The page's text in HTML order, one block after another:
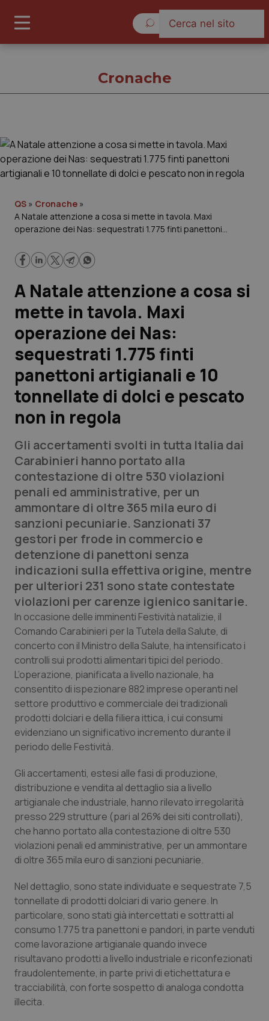
Cronache
Governo e Parlamento
Regioni e Asl
Lavoro e Professioni
Scienza e Farmaci
Studi e Analisi
Lettere al direttore
Edizioni Regionali
QS Pro
Professionisti Sanitari.AI
Abruzzo
Basilicata
Calabria
Campania
Emilia-Romagna
Friuli Venezia Giulia
Lazio
Liguria
Lombardia
Marche
Molise
Piemonte
Provincia Autonoma di Bolzano
Provincia Autonoma di Trento
Puglia
Sardegna
Sicilia
QS Pro Gold
Artrite & artrosi
Asma & BPCO
Car-T
Colesterolo & coronaropatie
Dermatite Atopica
Diabete & glucometri
Disturbi dell’umore
Dolore
Donna & Salute
Epatiti
HIV
Infezioni & Febbre
Ipertensione & Scompenso
Malattie rare
Malattia di Crohn & Rettocolite Ulcerosa
Neuroscienze & patologie neurodegenerative
QS Club Newsletter
Cronache
QS » Cronache »
A Natale attenzione a cosa si mette in tavola. Maxi
operazione dei Nas: sequestrati 1.775 finti panettoni
A Natale attenzione a cosa si
mette in tavola. Maxi
operazione dei Nas:
sequestrati 1.775 finti
panettoni artigianali e 10
tonnellate di dolci e pescato
non in regola
Gli accertamenti svolti in tutta Italia dai
Carabinieri hanno portato alla
contestazione di oltre 530 violazioni
penali ed amministrative, per un
ammontare di oltre 365 mila euro di
sanzioni pecuniarie. Sanzionati 37
gestori per frode in commercio e
detenzione di panettoni senza
indicazioni sulla effettiva origine, mentre
per ulteriori 231 sono state contestate
violazioni per carenze igienico sanitarie.
In occasione delle imminenti Festività natalizie, il
Comando Carabinieri per la Tutela della Salute, di
concerto con il Ministro della Salute, ha intensificato i
controlli sui prodotti alimentari tipici del periodo.
L’operazione, pianificata a livello nazionale, ha
consentito di ispezionare 882 imprese operanti nel
settore produttivo e commerciale dei tradizionali
prodotti dolciari e della filiera ittica, i cui consumi
evidenziano un significativo incremento durante il
periodo delle Festività.
Gli accertamenti, estesi alle fasi di produzione,
distribuzione e vendita al dettaglio sia a livello
artigianale che industriale, hanno rilevato irregolarità
presso 229 strutture (pari al 26% dei siti controllati),
che hanno portato alla contestazione di oltre 530
violazioni penali ed amministrative, per un ammontare
di oltre 365 mila euro di sanzioni pecuniarie.
Nel dettaglio, sono state individuate e sequestrate 7,5
tonnellate di prodotti dolciari di vario genere. In
particolare, sono stati già intercettati e sottratti al
consumo 1.775 tra panettoni e pandori, in parte venduti
come lavorazione artigianale quando invece
risultavano prodotti a livello industriale e riconfezionati
fraudolentemente, in parte privi di etichettatura e
tracciabilità, con forte sospetto di analoga condotta
illecita.